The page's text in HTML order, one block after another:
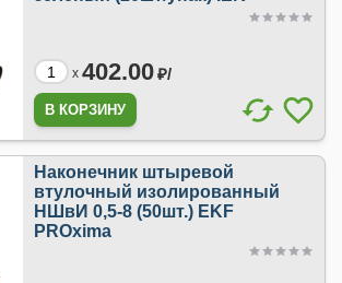
x 402.00₽/
Наконечник штыревой
втулочный изолированный
НШвИ 0,5-8 (50шт.) EKF
PROxima